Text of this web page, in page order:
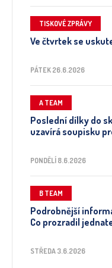
TISKOVÉ ZPRÁVY
Ve čtvrtek se
PÁTEK 26.6.2026
A TEAM
Poslední dílky do
uzavírá soupisku
PONDĚLÍ 8.6.2026
B TEAM
Podrobnější
Co prozradil
STŘEDA 3.6.2026